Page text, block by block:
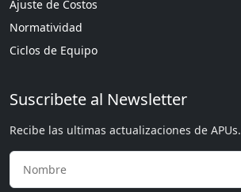
Ajuste de Costos
Normatividad
Ciclos de Equipo
Suscribete al Newsletter
Recibe las ultimas actualizaciones de APUs.